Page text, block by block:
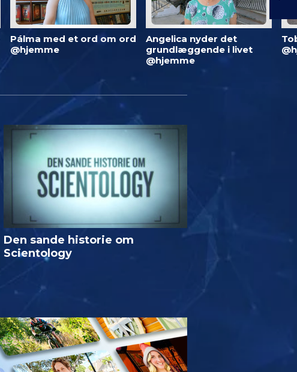
Pálma med et ord om ord
@hjemme
Angelica nyder det
grundlæggende i livet
@hjemme
Den sande historie om
Scientology